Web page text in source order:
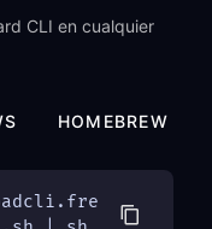
CLI en cualquier
HOMEBREW